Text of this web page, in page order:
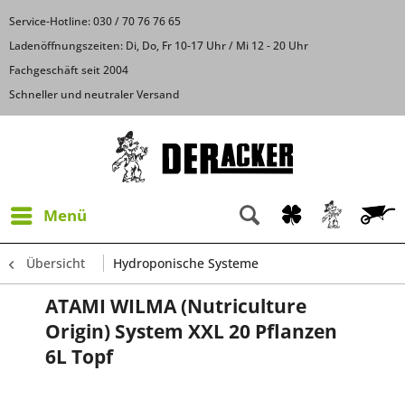
Service-Hotline: 030 / 70 76 76 65
Ladenöffnungszeiten: Di, Do, Fr 10-17 Uhr / Mi 12 - 20 Uhr
Fachgeschäft seit 2004
Schneller und neutraler Versand
Menü
Übersicht Hydroponische Systeme
ATAMI WILMA (Nutriculture
Origin) System XXL 20 Pflanzen
6L Topf